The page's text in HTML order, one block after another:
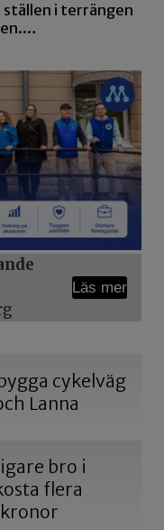
ställen i terrängen
Läs mer
cykelväg
Lanna
bro i
flera